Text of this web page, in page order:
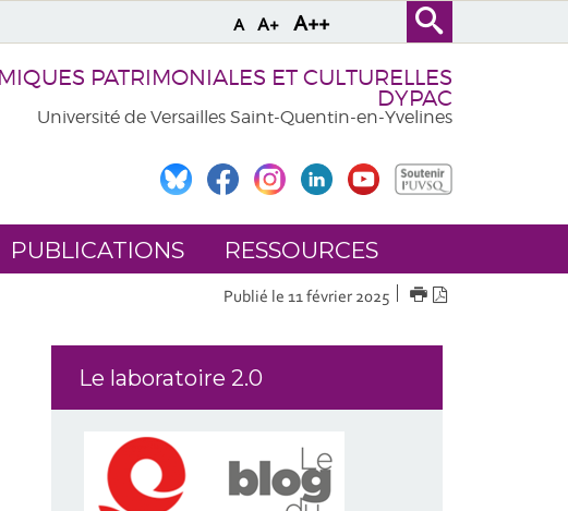
A A+ A++
PATRIMONIALES ET CULTURELLES
DYPAC
Université de Versailles Saint-Quentin-en-Yvelines
PUBLICATIONS RESSOURCES
Publié le 11 février 2025 IMPRIMER
Le laboratoire 2.0